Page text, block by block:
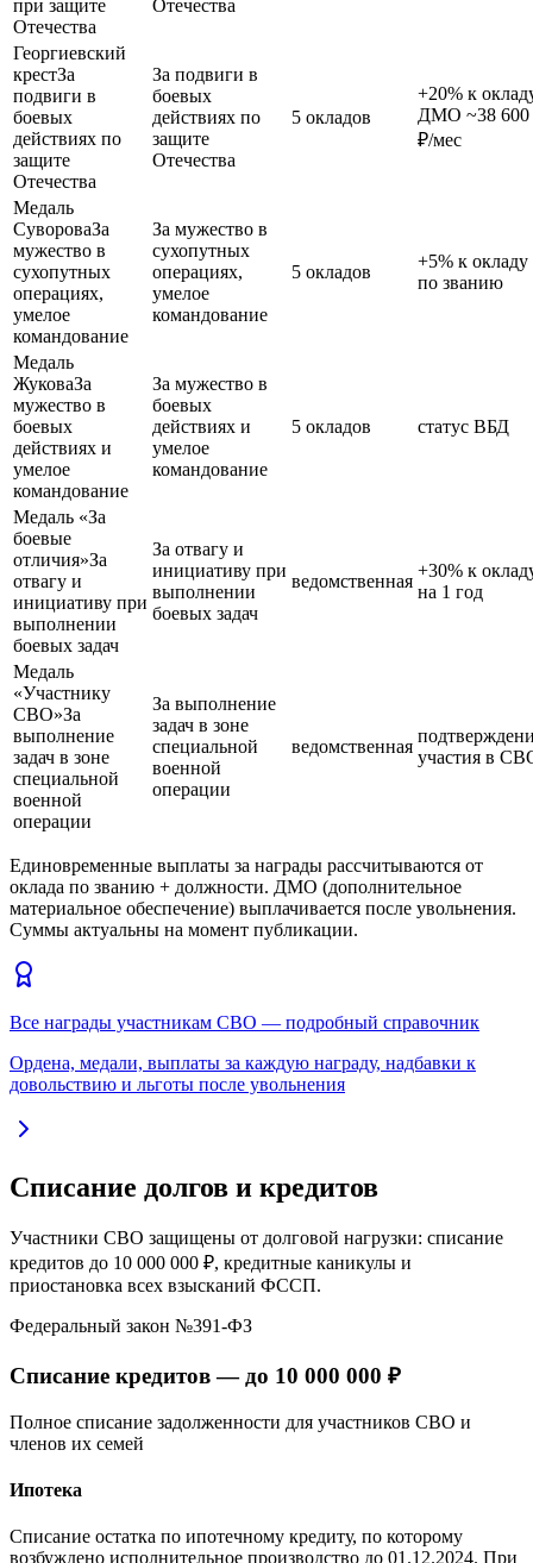
при защите
Отечества
Отечества
Георгиевский
крестЗа
подвиги в
боевых
действиях по
защите
Отечества
За подвиги в
боевых
действиях по
защите
Отечества
5 окладов
+20% к
ДМО ~38 600
₽/мес
Медаль
СувороваЗа
мужество в
сухопутных
операциях,
умелое
командование
За мужество в
сухопутных
операциях,
умелое
командование
5 окладов
+5% к окладу
по званию
Медаль
ЖуковаЗа
мужество в
боевых
действиях и
умелое
командование
За мужество в
боевых
действиях и
умелое
командование
5 окладов статус ВБД
Медаль «За
боевые
отличия»За
отвагу и
инициативу при
выполнении
боевых задач
За отвагу и
инициативу при
выполнении
боевых задач
ведомственная
+30% к
на 1 год
Медаль
«Участнику
СВО»За
выполнение
задач в зоне
специальной
военной
операции
За выполнение
задач в зоне
специальной
военной
операции
ведомственная
участия в
Единовременные выплаты за награды рассчитываются от
оклада по званию + должности. ДМО (дополнительное
материальное обеспечение) выплачивается после увольнения.
Суммы актуальны на момент публикации.
Все награды участникам СВО — подробный справочник
Ордена, медали, выплаты за каждую награду, надбавки к
довольствию и льготы после увольнения
Списание долгов и кредитов
Участники СВО защищены от долговой нагрузки: списание
кредитов до 10 000 000 ₽, кредитные каникулы и
приостановка всех взысканий ФССП.
Федеральный закон №391-ФЗ
Списание кредитов — до 10 000 000 ₽
Полное списание задолженности для участников СВО и
членов их семей
Ипотека
Списание остатка по ипотечному кредиту, по которому
возбуждено исполнительное производство до 01.12.2024. При